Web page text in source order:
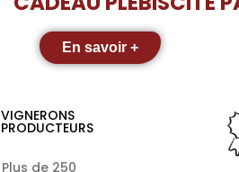
En savoir +
VIGNERONS
PRODUCTEURS
Plus de 250